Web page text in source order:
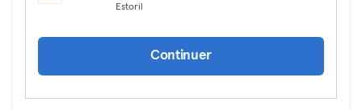
Estoril
Continuer